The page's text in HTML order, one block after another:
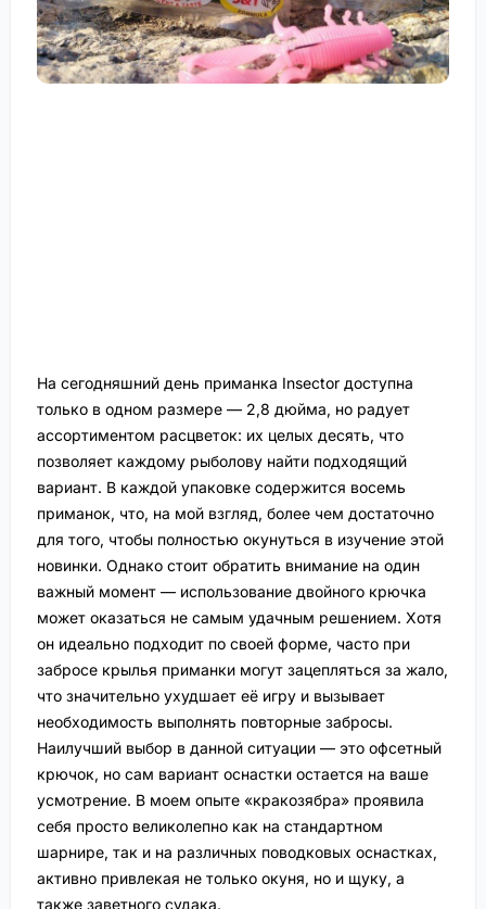
На сегодняшний день приманка Insector доступна
только в одном размере — 2,8 дюйма, но радует
ассортиментом расцветок: их целых десять, что
позволяет каждому рыболову найти подходящий
вариант. В каждой упаковке содержится восемь
приманок, что, на мой взгляд, более чем достаточно
для того, чтобы полностью окунуться в изучение этой
новинки. Однако стоит обратить внимание на один
важный момент — использование двойного крючка
может оказаться не самым удачным решением. Хотя
он идеально подходит по своей форме, часто при
забросе крылья приманки могут зацепляться за жало,
что значительно ухудшает её игру и вызывает
необходимость выполнять повторные забросы.
Наилучший выбор в данной ситуации — это офсетный
крючок, но сам вариант оснастки остается на ваше
усмотрение. В моем опыте «кракозябра» проявила
себя просто великолепно как на стандартном
шарнире, так и на различных поводковых оснастках,
активно привлекая не только окуня, но и щуку, а
также заветного судака.